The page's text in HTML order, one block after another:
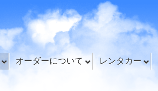
オーダーについて レンタカー